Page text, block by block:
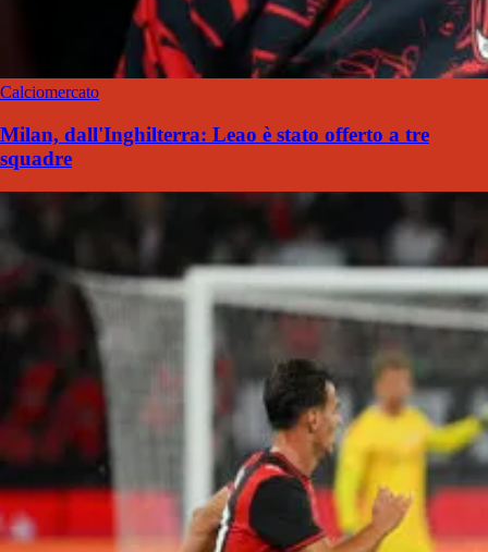
Calciomercato
Milan, dall'Inghilterra: Leao è stato offerto a tre
squadre